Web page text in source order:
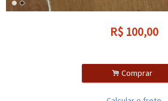
R$ 100,00
. Comprar